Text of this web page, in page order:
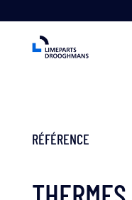
RÉFÉRENCE